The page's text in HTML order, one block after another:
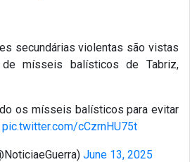
violentas são vistas
mísseis balísticos de Tabriz,
os mísseis balísticos para evitar
pic.twitter.com/cCzrnHU75t
June 13, 2025